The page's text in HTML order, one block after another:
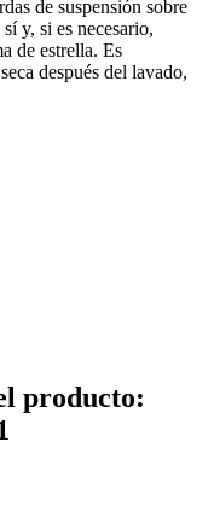
de suspensión sobre
y, si es necesario,
de estrella. Es
después del lavado,
producto: